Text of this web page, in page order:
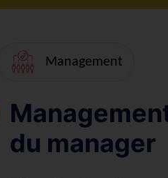
Management
du manager